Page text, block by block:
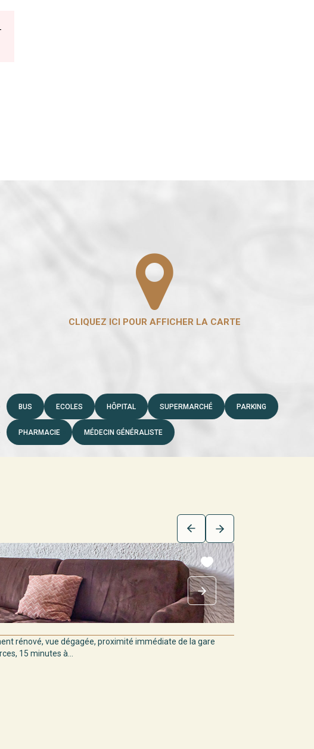
BUS ECOLES HÔPITAL SUPERMARCHÉ PARKING
PHARMACIE MÉDECIN GÉNÉRALISTE
rénové, vue dégagée, proximité immédiate de la gare
15 minutes à...